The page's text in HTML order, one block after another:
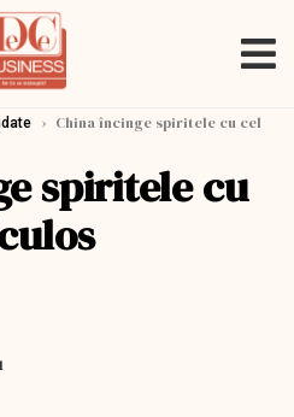
› China încinge spiritele cu cel
spiritele cu